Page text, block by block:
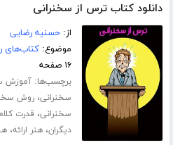
دانلود کتاب ترس از سخنرانی
از:حسنیه رضایی
موضوع:کتاب‌های
۱۶ صفحه
برچسب‌ها:آموزش
سخنرانی،روش
سخنرانی، قدرت
دیگران،هنر ارائه،